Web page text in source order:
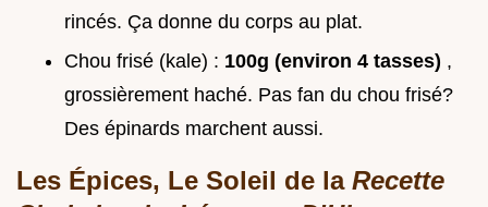
rincés. Ça donne du corps au plat.
Chou frisé (kale) : 100g (environ 4 tasses) ,
grossièrement haché. Pas fan du chou frisé?
Des épinards marchent aussi.
Les Épices, Le Soleil de la Recette